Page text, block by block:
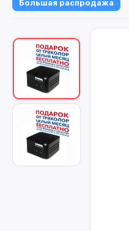
Большая распродажа